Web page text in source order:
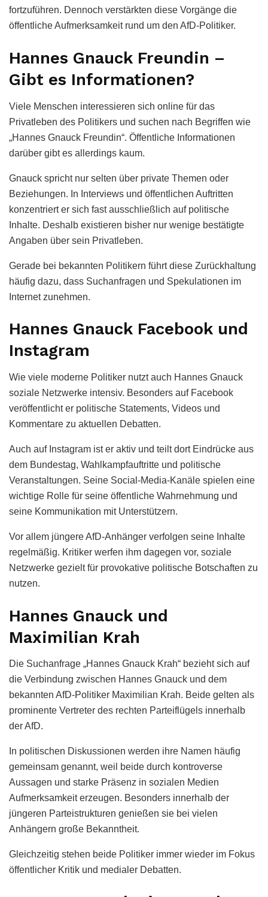
fortzuführen. Dennoch verstärkten diese Vorgänge die
öffentliche Aufmerksamkeit rund um den AfD-Politiker.
Hannes Gnauck Freundin –
Gibt es Informationen?
Viele Menschen interessieren sich online für das
Privatleben des Politikers und suchen nach Begriffen wie
„Hannes Gnauck Freundin“. Öffentliche Informationen
darüber gibt es allerdings kaum.
Gnauck spricht nur selten über private Themen oder
Beziehungen. In Interviews und öffentlichen Auftritten
konzentriert er sich fast ausschließlich auf politische
Inhalte. Deshalb existieren bisher nur wenige bestätigte
Angaben über sein Privatleben.
Gerade bei bekannten Politikern führt diese Zurückhaltung
häufig dazu, dass Suchanfragen und Spekulationen im
Internet zunehmen.
Hannes Gnauck Facebook und
Instagram
Wie viele moderne Politiker nutzt auch Hannes Gnauck
soziale Netzwerke intensiv. Besonders auf Facebook
veröffentlicht er politische Statements, Videos und
Kommentare zu aktuellen Debatten.
Auch auf Instagram ist er aktiv und teilt dort Eindrücke aus
dem Bundestag, Wahlkampfauftritte und politische
Veranstaltungen. Seine Social-Media-Kanäle spielen eine
wichtige Rolle für seine öffentliche Wahrnehmung und
seine Kommunikation mit Unterstützern.
Vor allem jüngere AfD-Anhänger verfolgen seine Inhalte
regelmäßig. Kritiker werfen ihm dagegen vor, soziale
Netzwerke gezielt für provokative politische Botschaften zu
nutzen.
Hannes Gnauck und
Maximilian Krah
Die Suchanfrage „Hannes Gnauck Krah“ bezieht sich auf
die Verbindung zwischen Hannes Gnauck und dem
bekannten AfD-Politiker Maximilian Krah. Beide gelten als
prominente Vertreter des rechten Parteiflügels innerhalb
der AfD.
In politischen Diskussionen werden ihre Namen häufig
gemeinsam genannt, weil beide durch kontroverse
Aussagen und starke Präsenz in sozialen Medien
Aufmerksamkeit erzeugen. Besonders innerhalb der
jüngeren Parteistrukturen genießen sie bei vielen
Anhängern große Bekanntheit.
Gleichzeitig stehen beide Politiker immer wieder im Fokus
öffentlicher Kritik und medialer Debatten.